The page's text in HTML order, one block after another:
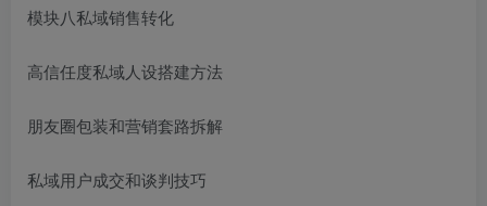
模块八私域销售转化
高信任度私域人设搭建方法
朋友圈包装和营销套路拆解
私域用户成交和谈判技巧